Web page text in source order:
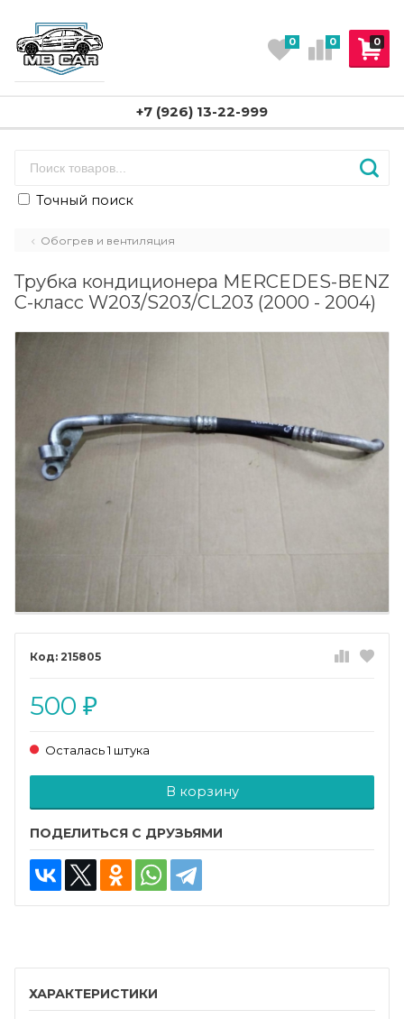
0
0 0
+7 (926) 13-22-999
Точный поиск
Обогрев и вентиляция
Трубка кондиционера MERCEDES-BENZ
C-класс W203/S203/CL203 (2000 - 2004)
215805
500 ₽
Осталась 1 штука
В корзину
ПОДЕЛИТЬСЯ С ДРУЗЬЯМИ
ХАРАКТЕРИСТИКИ